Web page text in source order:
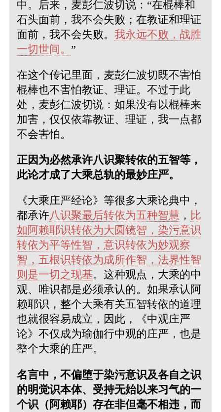
中。后来，麦彭仁波切说：“在棍棒和
石头面前，我不会失败；在教证和理证
面前，我不会失败。 我永远不败，战胜
一切世间。 ”
在这个传记里面，麦彭仁波切既不害怕
棍棒也不害怕教证、理证。不过于此
处，麦彭仁波切说：如果没有以棍棒来
加害，仅仅依靠教证、理证，我一点都
不会害怕。
正因为必然承许八识聚转依的五智等，
此论才成了大乘总轨的最妙庄严。
《大乘庄严经论》等很多大乘论典中，
都承许八识聚最后转依为五种智慧 ， 比
如阿赖耶识转依为大圆镜智，染污意识
转依为平等性智，意识转依为妙观察
智，五根识转依为成所作智，法界性智
则是一切之现基。这种观点，大乘的中
观、唯识都是必须承认的。如果承认阿
赖耶识，整个大乘有关五智转依的道理
也就很容易成立，因此，《中观庄严
论》不仅成为瑜伽行中观的庄严，也是
整个大乘的庄严。
名言中，不偏堕于染污意识及各自之识
的明觉识本体、受持无始以来习气的一
个识（阿赖耶）存在非但毫不相违，而